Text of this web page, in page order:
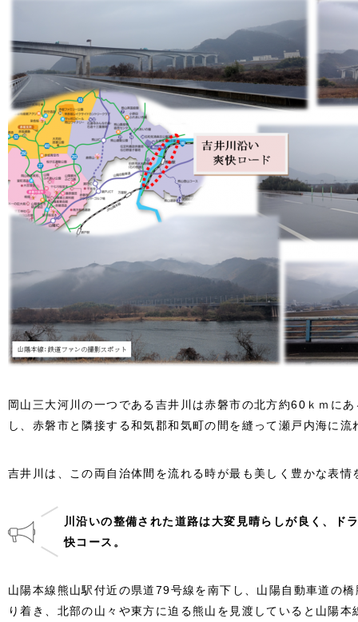
岡山三大河川の一つである吉井川は赤磐市の北方約60ｋｍに
し、赤磐市と隣接する和気郡和気町の間を縫って瀬戸内海に流
吉井川は、この両自治体間を流れる時が最も美しく豊かな表情
川沿いの整備された道路は大変見晴らしが良く、ド
快コース。
山陽本線熊山駅付近の県道79号線を南下し、山陽自動車道の
り着き、北部の山々や東方に迫る熊山を見渡していると山陽